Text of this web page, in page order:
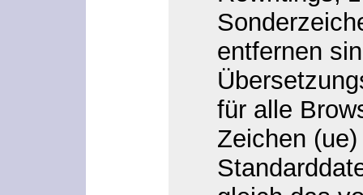
entfernen
für alle
Zeichen